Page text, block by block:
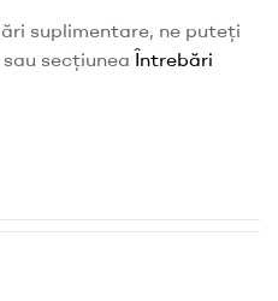
suplimentare, ne puteți
secțiunea Întrebări